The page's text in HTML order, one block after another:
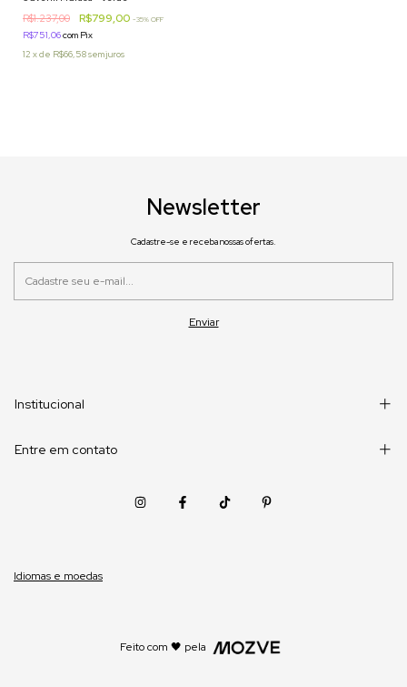
R$1.237,00 R$799,00 -35% OFF
R$751,06com Pix
12 xde R$66,58sem juros
Newsletter
Cadastre-se e receba nossas ofertas.
Institucional
Entre em contato
Idiomas e moedas
Feito com 🖤 pela